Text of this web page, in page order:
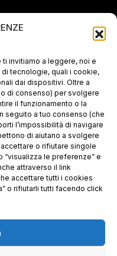
ti invitiamo a leggere, noi e
tecnologie, quali i cookie,
dai dispositivi. Oltre a
di consenso) per svolgere
il funzionamento o la
seguito a tuo consenso (che
l’impossibilità di navigare
di aiutano a svolgere
o rifiutare singole
le preferenze” e
attraverso il link
accettare tutti i cookies
o rifiutarli tutti facendo click